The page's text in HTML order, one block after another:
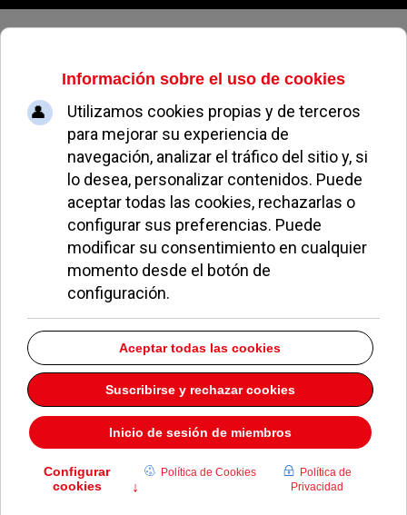
Lunes, 10 de agosto de 2026
Bilbomatica
Dirección: C/ SAN JUAN DE LA CRUZ 2 - Oficinas 22 y 23
Pozuelo de Alarcón
Madrid
28223
Teléfono: 944276308
Descargar la información como:
EN PORTADA
Pozuelo aprueba las 775 viviendas de Huerta Grande